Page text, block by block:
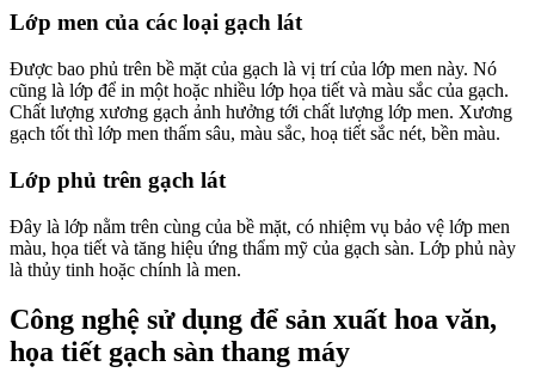
Lớp men của các loại gạch lát
Được bao phủ trên bề mặt của gạch là vị trí của lớp men này. Nó
cũng là lớp để in một hoặc nhiều lớp họa tiết và màu sắc của gạch.
Chất lượng xương gạch ảnh hưởng tới chất lượng lớp men. Xương
gạch tốt thì lớp men thấm sâu, màu sắc, hoạ tiết sắc nét, bền màu.
Lớp phủ trên gạch lát
Đây là lớp nằm trên cùng của bề mặt, có nhiệm vụ bảo vệ lớp men
màu, họa tiết và tăng hiệu ứng thẩm mỹ của gạch sàn. Lớp phủ này
là thủy tinh hoặc chính là men.
Công nghệ sử dụng để sản xuất hoa văn,
họa tiết gạch sàn thang máy